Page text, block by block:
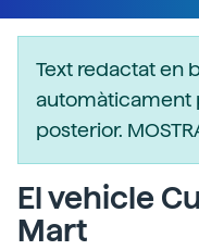
Text redactat en
automàticament
posterior.
El vehicle
Mart